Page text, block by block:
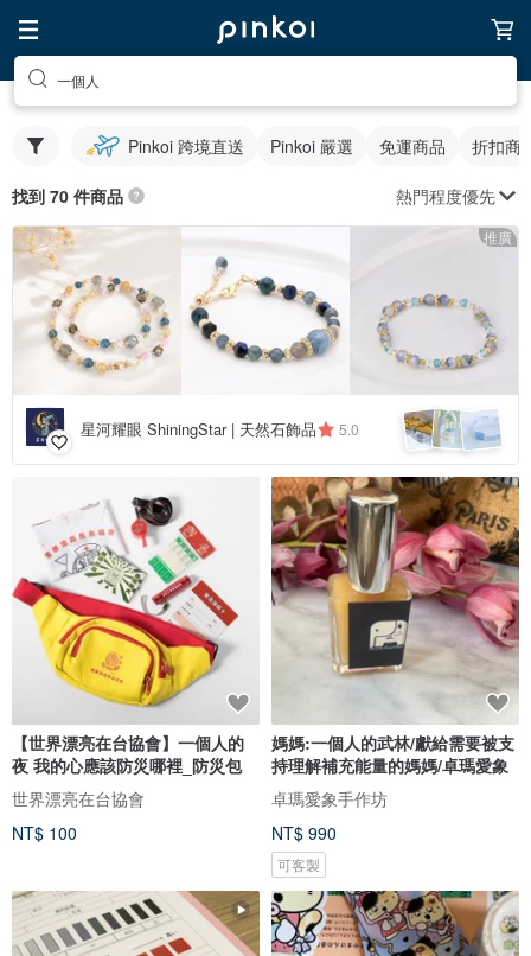
一個人
Pinkoi 跨境直送 Pinkoi 嚴選 免運商品 折扣商
找到 70 件商品 熱門程度優先
推廣
星河耀眼 ShiningStar | 天然石飾品 5.0
【世界漂亮在台協會】一個人的
夜 我的心應該防災哪裡_防災包
世界漂亮在台協會
NT$ 100
媽媽:一個人的武林/獻給需要被支
持理解補充能量的媽媽/卓瑪愛象
卓瑪愛象手作坊
NT$ 990
可客製